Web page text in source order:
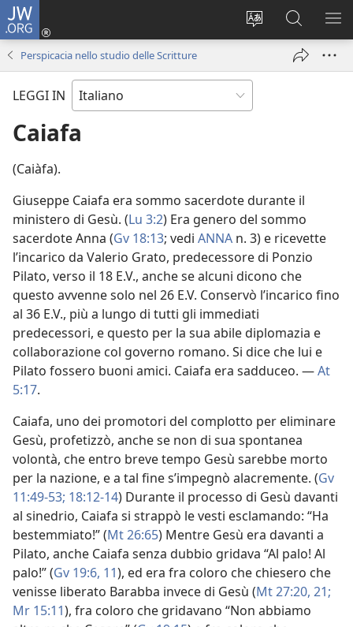
JW.ORG
Modificare
Accedi
(apre
finestra)
Cerca
in
JW.ORG
Perspicacia nello studio delle Scritture
LEGGI IN
Caiafa
(Caiàfa).
Giuseppe Caiafa era sommo sacerdote durante il
ministero di Gesù. (Lu 3:2) Era genero del sommo
sacerdote Anna (Gv 18:13; vedi ANNA n. 3) e ricevette
l’incarico da Valerio Grato, predecessore di Ponzio
Pilato, verso il 18 E.V., anche se alcuni dicono che
questo avvenne solo nel 26 E.V. Conservò l’incarico fino
al 36 E.V., più a lungo di tutti gli immediati
predecessori, e questo per la sua abile diplomazia e
collaborazione col governo romano. Si dice che lui e
Pilato fossero buoni amici. Caiafa era sadduceo. —At
5:17.
Caiafa, uno dei promotori del complotto per eliminare
Gesù, profetizzò, anche se non di sua spontanea
volontà, che entro breve tempo Gesù sarebbe morto
per la nazione, e a tal fine s’impegnò alacremente. (Gv
11:49-53; 18:12-14) Durante il processo di Gesù davanti
al sinedrio, Caiafa si strappò le vesti esclamando: “Ha
bestemmiato!” (Mt 26:65) Mentre Gesù era davanti a
Pilato, anche Caiafa senza dubbio gridava “Al palo! Al
palo!” (Gv 19:6, 11), ed era fra coloro che chiesero che
venisse liberato Barabba invece di Gesù (Mt 27:20, 21;
Mr 15:11), fra coloro che gridavano “Non abbiamo